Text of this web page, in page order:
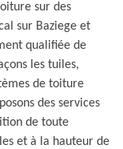
sur des
sur Baziege et
qualifiée de
les tuiles,
de toiture
des services
de toute
et à la hauteur de